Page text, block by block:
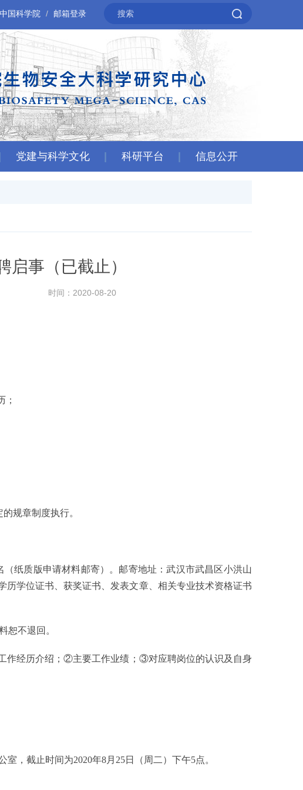
中国科学院 邮箱登录
党建与科学文化 科研平台 信息公开
事（已截止）
时间：2020-08-20
；
规章制度执行。
（纸质版申请材料邮寄）。邮寄地址：武汉市武昌区小洪山
历学位证书、获奖证书、发表文章、相关专业技术资格证书
恕不退回。
作经历介绍；②主要工作业绩；③对应聘岗位的认识及自身
，截止时间为2020年8月25日（周二）下午5点。